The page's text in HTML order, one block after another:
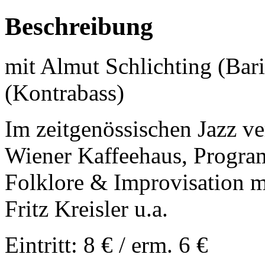
Beschreibung
mit Almut Schlichting
(Kontrabass)
Im zeitgenössischen Jazz
Wiener Kaffeehaus,
Folklore & Improvisation
Fritz Kreisler u.a.
Eintritt: 8 € / erm. 6 €